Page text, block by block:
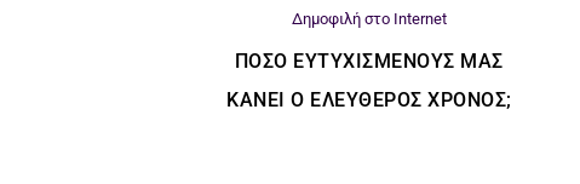
Δημοφιλή στο Internet
ΠΌΣΟ ΕΥΤΥΧΙΣΜΈΝΟΥΣ ΜΑΣ
ΚΆΝΕΙ Ο ΕΛΕΎΘΕΡΟΣ ΧΡΌΝΟΣ;